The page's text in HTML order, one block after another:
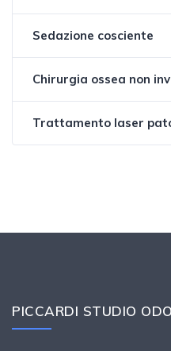
Sedazione cosciente
Chirurgia ossea non
Trattamento laser
PICCARDI STUDIO